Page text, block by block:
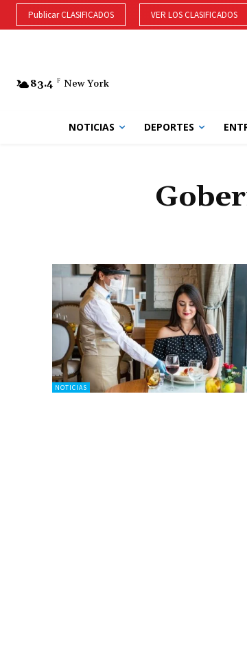
Publicar CLASIFICADOS VER LOS CLASIFICADOS
83.4 F New York
NOTICIAS DEPORTES
NOTICIAS